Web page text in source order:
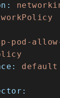
pod-
default